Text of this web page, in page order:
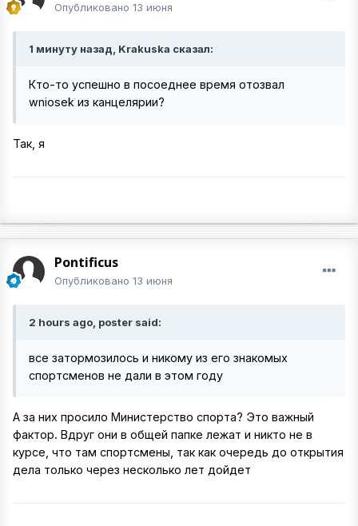
Опубликовано 13 июня
1 минуту назад, Krakuska сказал:
Кто-то успешно в посоеднее время отозвал
wniosek из канцелярии?
Так, я
Pontificus
Опубликовано 13 июня
2 hours ago, poster said:
все затормозилось и никому из его знакомых
спортсменов не дали в этом году
А за них просило Министерство спорта? Это важный
фактор. Вдруг они в общей папке лежат и никто не в
курсе, что там спортсмены, так как очередь до открытия
дела только через несколько лет дойдет